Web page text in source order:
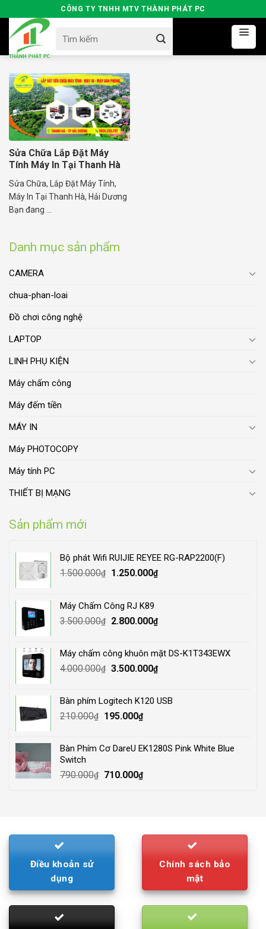
to
content
CÔNG TY TNHH MTV THÀNH PHÁT PC
for:
Danh mục sản phẩm
CAMERA
chua-phan-loai
Đồ chơi công nghệ
LAPTOP
LINH PHỤ KIỆN
Máy chấm công
Máy đếm tiền
MÁY IN
Máy PHOTOCOPY
Máy tính PC
THIẾT BỊ MẠNG
Sản phẩm mới
Bộ phát Wifi RUIJIE REYEE RG-RAP2200(F)
1.500.000₫
Original
1.500.000₫.
1.250.000₫Current
Máy Chấm Công RJ K89
3.500.000₫
Original
3.500.000₫.
2.800.000₫Current
2.800.000₫.
Máy chấm công khuôn mặt DS-K1T343EWX
4.000.000₫ Original
4.000.000₫.
3.500.000₫Current
3.500.000₫.
Bàn phím Logitech K120 USB
210.000₫
Original
210.000₫.
195.000₫Current
195.000₫.
Bàn Phím Cơ DareU EK1280S Pink White Blue
Switch
790.000₫
Original
710.000₫Current
Sửa Chữa Lắp Đặt Máy
Tính Máy In Tại Thanh Hà
Sửa Chữa, Lắp Đặt Máy Tính,
Máy In Tại Thanh Hà, Hải Dương
Bạn đang ...
Điều khoản sử
dụng
Chính sách bảo
mật